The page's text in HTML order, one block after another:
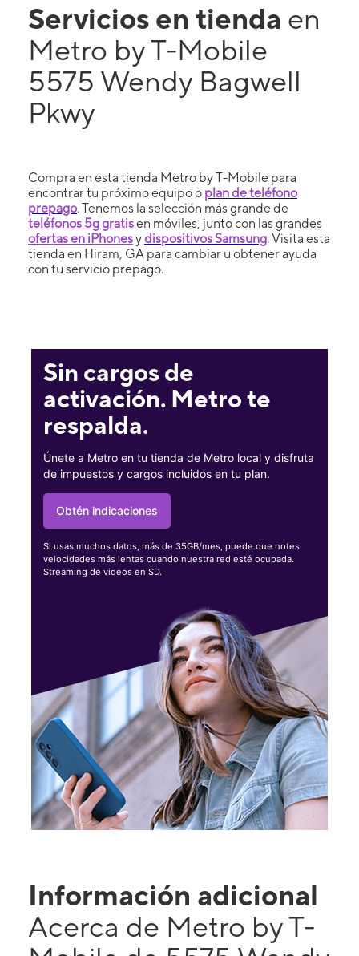
Servicios en tienda en
Metro by T-Mobile
5575 Wendy Bagwell
Pkwy
Compra en esta tienda Metro by T-Mobile para
encontrar tu próximo equipo o plan de teléfono
prepago. Tenemos la selección más grande de
teléfonos 5g gratisen móviles, junto con las grandes
ofertas en iPhonesydispositivos Samsung. Visita esta
tienda en Hiram, GA para cambiar u obtener ayuda
con tu servicio prepago.
Sin cargos de
activación. Metro te
respalda.
Únete a Metro en tu tienda de Metro local y disfruta
de impuestos y cargos incluidos en tu plan.
Obtén indicaciones
Si usas muchos datos, más de 35GB/mes, puede que notes
velocidades más lentas cuando nuestra red esté ocupada.
Streaming de videos en SD.
Información adicional
Acerca de Metro by T-